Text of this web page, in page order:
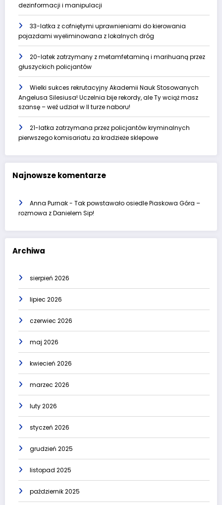
dezinformacji i manipulacji
33-latka z cofniętymi uprawnieniami do kierowania
pojazdami wyeliminowana z lokalnych dróg
20-latek zatrzymany z metamfetaminą i marihuaną przez
głuszyckich policjantów
Wielki sukces rekrutacyjny Akademii Nauk Stosowanych
Angelusa Silesiusa! Uczelnia bije rekordy, ale Ty wciąż masz
szansę – weź udział w II turze naboru!
21-latka zatrzymana przez policjantów kryminalnych
pierwszego komisariatu za kradzieże sklepowe
Najnowsze komentarze
Anna Purnak- Tak powstawało osiedle Piaskowa Góra –
rozmowa z Danielem Sip!
Archiwa
sierpień 2026
lipiec 2026
czerwiec 2026
maj 2026
kwiecień 2026
marzec 2026
luty 2026
styczeń 2026
grudzień 2025
listopad 2025
październik 2025